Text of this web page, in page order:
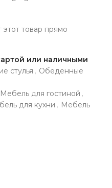
этот товар прямо
или наличными
стулья , Обеденные
Мебель для гостиной ,
для кухни , Мебель